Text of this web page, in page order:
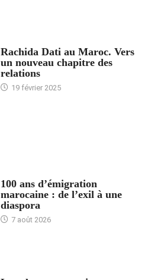
Rachida Dati au Maroc. Vers
un nouveau chapitre des
relations
19 février 2025
100 ans d’émigration
marocaine : de l’exil à une
diaspora
7 août 2026